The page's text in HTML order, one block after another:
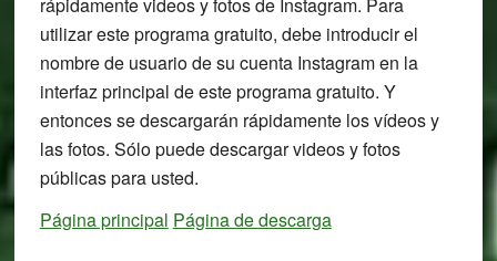
utilizar este programa gratuito, debe introducir el
nombre de usuario de su cuenta Instagram en la
interfaz principal de este programa gratuito. Y
entonces se descargarán rápidamente los vídeos y
las fotos. Sólo puede descargar videos y fotos
públicas para usted.
Página principal Página de descarga